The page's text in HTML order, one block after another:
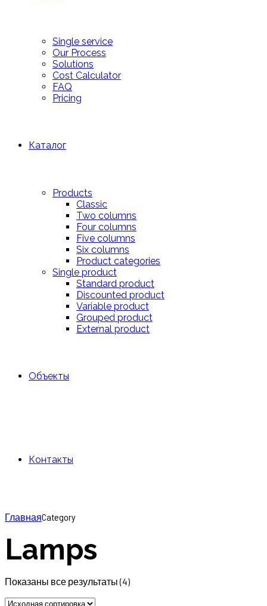
Single service
Our Process
Solutions
Cost Calculator
FAQ
Pricing
Каталог
Products
Classic
Two columns
Four columns
Five columns
Six columns
Product categories
Single product
Standard product
Discounted product
Variable product
Grouped product
External product
Объекты
Контакты
ГлавнаяCategory
Lamps
Показаны все результаты (4)